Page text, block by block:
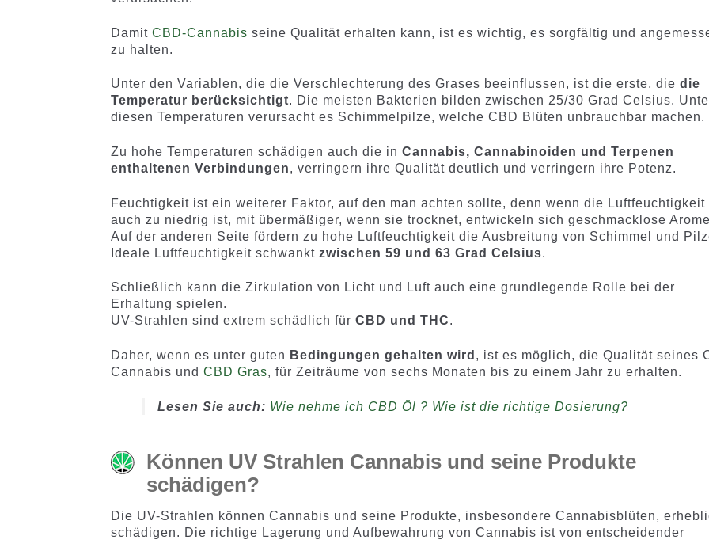
DamitCBD-Cannabis seine Qualität erhalten kann, ist es wichtig, es sorgfältig und
zu halten.
Unter den Variablen, die die Verschlechterung des Grases beeinflussen, ist die erste, diedie
Temperatur berücksichtigt. Die meisten Bakterien bilden zwischen 25/30 Grad Celsius.
diesen Temperaturen verursacht es Schimmelpilze, welche CBD Blüten unbrauchbar machen.
Zu hohe Temperaturen schädigen auch die inCannabis, Cannabinoiden und Terpenen
enthaltenen Verbindungen, verringern ihre Qualität deutlich und verringern ihre Potenz.
Feuchtigkeit ist ein weiterer Faktor, auf den man achten sollte, denn wenn die Luftfeuchtigkeit
auch zu niedrig ist, mit übermäßiger, wenn sie trocknet, entwickeln sich geschmacklose
Auf der anderen Seite fördern zu hohe Luftfeuchtigkeit die Ausbreitung von Schimmel und
Ideale Luftfeuchtigkeit schwanktzwischen 59 und 63 Grad Celsius.
Schließlich kann die Zirkulation von Licht und Luft auch eine grundlegende Rolle bei der
Erhaltung spielen.
UV-Strahlen sind extrem schädlich fürCBD und THC.
Daher, wenn es unter guten Bedingungen gehalten wird , ist es möglich, die Qualität seines
Cannabis undCBD Gras, für Zeiträume von sechs Monaten bis zu einem Jahr zu erhalten.
Lesen Sie auch: Wie nehme ich CBD Öl ? Wie ist die richtige Dosierung?
Können UV Strahlen Cannabis und seine Produkte
schädigen?
Die UV-Strahlen können Cannabis und seine Produkte, insbesondere Cannabisblüten,
schädigen. Die richtige Lagerung und Aufbewahrung von Cannabis ist von entscheidender